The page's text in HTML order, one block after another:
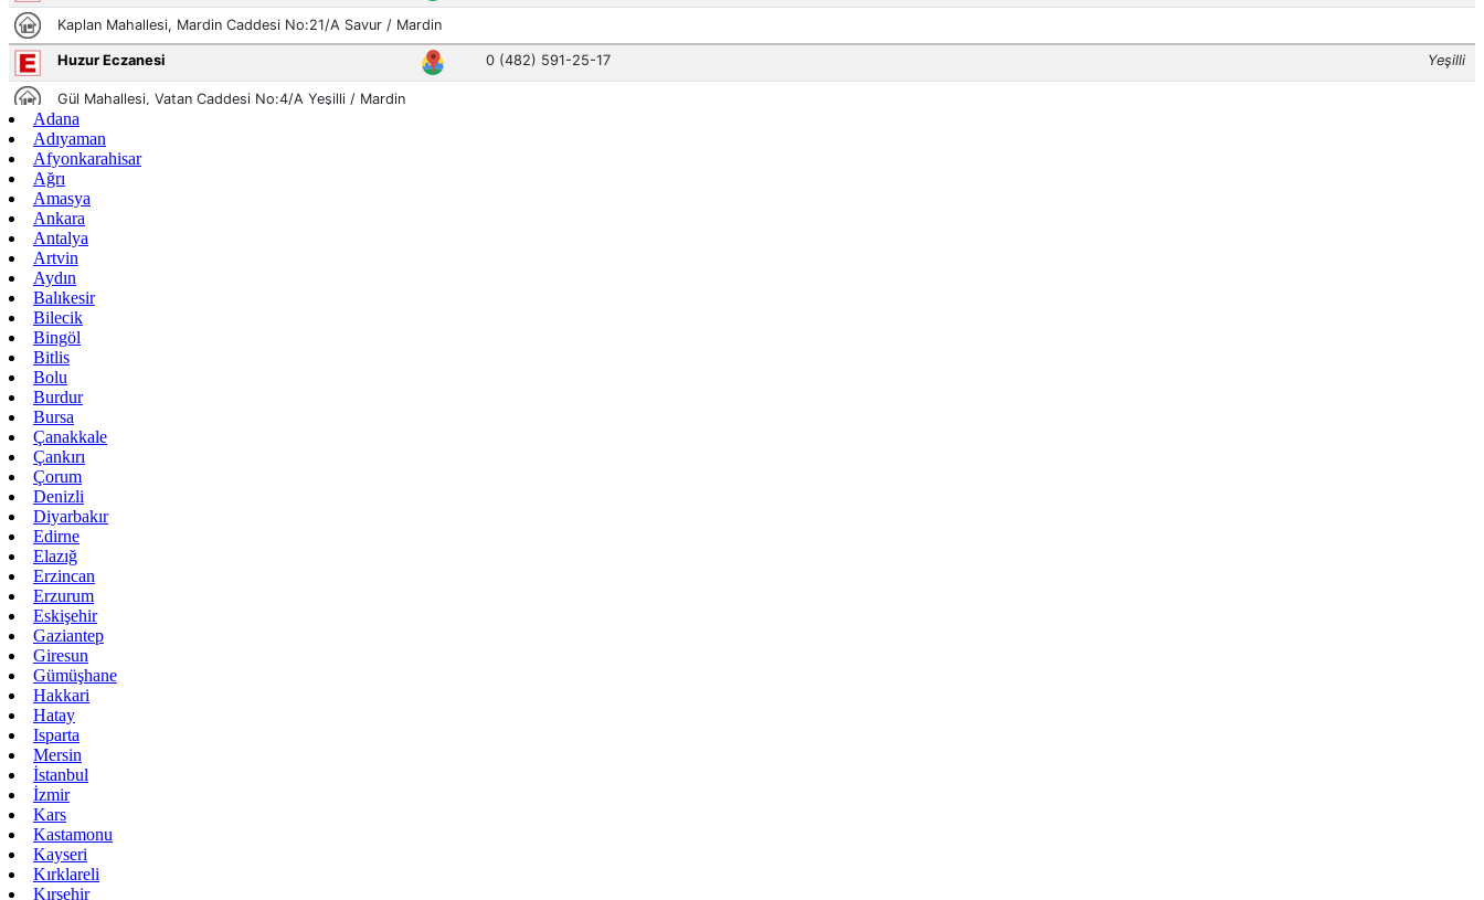
Adana
Adıyaman
Afyonkarahisar
Ağrı
Amasya
Ankara
Antalya
Artvin
Aydın
Balıkesir
Bilecik
Bingöl
Bitlis
Bolu
Burdur
Bursa
Çanakkale
Çankırı
Çorum
Denizli
Diyarbakır
Edirne
Elazığ
Erzincan
Erzurum
Eskişehir
Gaziantep
Giresun
Gümüşhane
Hakkari
Hatay
Isparta
Mersin
İstanbul
İzmir
Kars
Kastamonu
Kayseri
Kırklareli
Kırşehir